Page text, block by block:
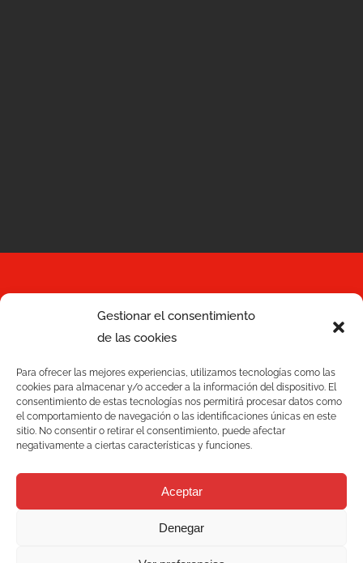
Gestionar el consentimiento
de las cookies
Para ofrecer las mejores experiencias, utilizamos tecnologías como las
cookies para almacenar y/o acceder a la información del dispositivo. El
consentimiento de estas tecnologías nos permitirá procesar datos como
el comportamiento de navegación o las identificaciones únicas en este
sitio. No consentir o retirar el consentimiento, puede afectar
negativamente a ciertas características y funciones.
Aceptar
Denegar
C/ Joan Monpeó, 31 -37
08223 Terrassa
Barcelone Espagne
mecesa@mecesa.com
Services
Qualité
Solutions
Blog